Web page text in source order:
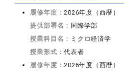
履修年度：2026年度（西暦）
提供部署名： 国際学部
授業科目名： ミクロ経済学
授業形式：代表者
履修年度：2026年度（西暦）